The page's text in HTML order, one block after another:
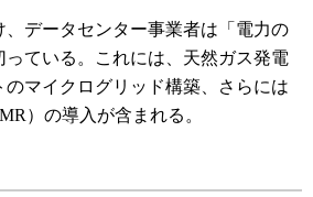
、データセンター事業者は「電力の
っている 。これには、天然ガス発電
マイクログリッド構築、さらには
）の導入が含まれる 。